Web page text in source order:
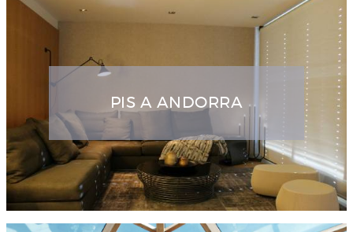
PIS A ANDORRA